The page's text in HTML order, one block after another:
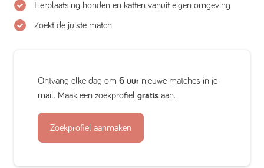
Herplaatsing honden en katten vanuit eigen omgeving
Zoekt de juiste match
Ontvang elke dag om 6 uur nieuwe matches in je
mail. Maak een zoekprofiel gratis aan.
Zoekprofiel aanmaken